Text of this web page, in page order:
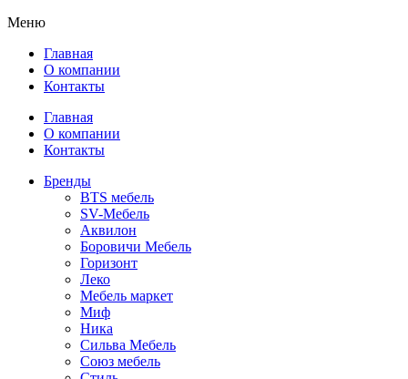
Меню
Главная
О компании
Контакты
Главная
О компании
Контакты
Бренды
BTS мебель
SV-Мебель
Аквилон
Боровичи Мебель
Горизонт
Леко
Мебель маркет
Миф
Ника
Сильва Мебель
Союз мебель